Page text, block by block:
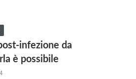
infezione da
è possibile